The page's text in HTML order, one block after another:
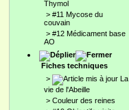
Thymol
> #11 Mycose du
couvain
> #12 Médicament base
AO
Fiches techniques
>
La
vie de l'Abeille
> Couleur des reines